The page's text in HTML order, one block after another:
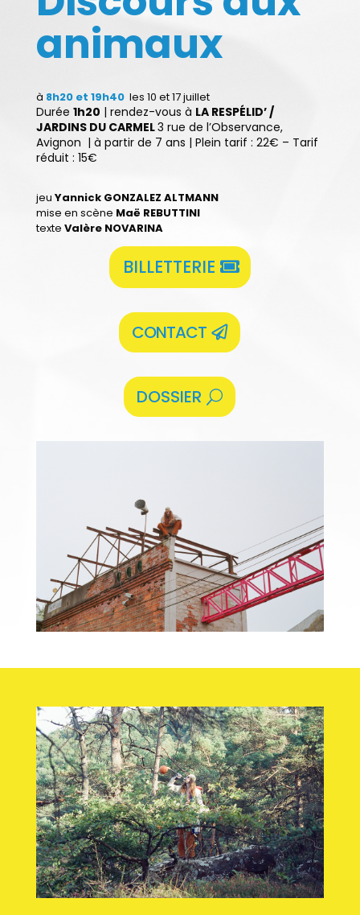
animaux
à 8h20 et 19h40 les 10 et 17 juillet
Durée 1h20 | rendez-vous à LA RESPÉLID’ /
JARDINS DU CARMEL3 rue de l’Observance,
Avignon | à partir de 7 ans | Plein tarif : 22€ – Tarif
réduit : 15€
jeu Yannick GONZALEZ ALTMANN
mise en scène Maë REBUTTINI
texte Valère NOVARINA
BILLETTERIE
CONTACT
DOSSIER